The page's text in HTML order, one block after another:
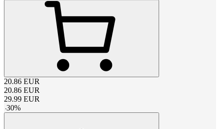
20.86 EUR
20.86 EUR
29.99 EUR
-30%